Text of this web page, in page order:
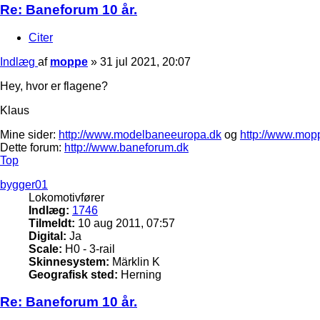
Re: Baneforum 10 år.
Citer
Indlæg af moppe » 31 jul 2021, 20:07
Hey, hvor er flagene?
Klaus
Mine sider: http://www.modelbaneeuropa.dk og http://
Dette forum: http://www.baneforum.dk
Top
bygger01
Lokomotivfører
Indlæg: 1746
Tilmeldt: 10 aug 2011, 07:57
Digital: Ja
Scale: H0 - 3-rail
Skinnesystem: Märklin K
Geografisk sted: Herning
Re: Baneforum 10 år.